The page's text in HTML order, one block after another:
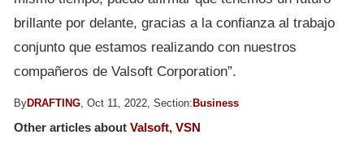
brillante por delante, gracias a la confianza al trabajo
conjunto que estamos realizando con nuestros
compañeros de Valsoft Corporation”.
ByDRAFTING , Oct 11, 2022, Section:Business
Other articles about Valsoft, VSN